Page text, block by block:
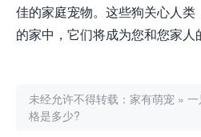
佳的家庭宠物。这些狗关心人
的家中，它们将成为您和您家人
未经允许不得转载： 家有萌宠 »
格是多少?